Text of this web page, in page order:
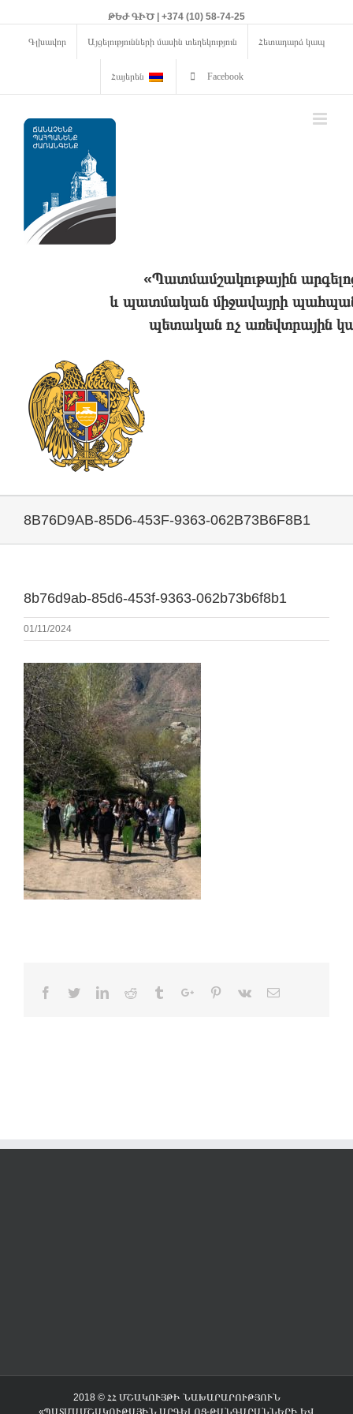
ԹԵԺ ԳԻԾ | +374 (10) 58-74-25
Գլխավոր Այցելությունների մասին տեղեկություն Հետադարձ կապ
Հայերեն Facebook
«Պատմամշակութային
և պատմական միջավայրի
պետական ոչ առեվտրային
8B76D9AB-85D6-453F-9363-062B73B6F8B1
8b76d9ab-85d6-453f-9363-062b73b6f8b1
01/11/2024
Facebook
TwitterLinkedinReddit TumblrGoogle+Pinterest
Vk Email
2018 © ՀՀ ՄՇԱԿՈՒՅԹԻ ՆԱԽԱՐԱՐՈՒԹՅՈՒՆ